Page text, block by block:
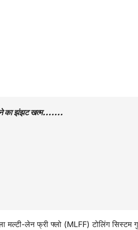
का झंझट खत्म…….
मल्टी-लेन फ्री फ्लो (MLFF) टोलिंग सिस्टम